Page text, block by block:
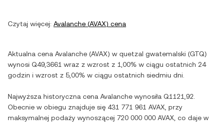
Czytaj więcej: Avalanche (AVAX) cena
Aktualna cena Avalanche (AVAX) w quetzal gwatemalski (GTQ)
wynosi Q49,3661 wraz z wzrost z 1,00% w ciągu ostatnich 24
godzin i wzrost z 5,00% w ciągu ostatnich siedmiu dni.
Najwyższa historyczna cena Avalanche wynosiła Q1121,92
Obecnie w obiegu znajduje się 431 771 961 AVAX , przy
maksymalnej podaży wynoszącej 720 000 000 AVAX , co daje w